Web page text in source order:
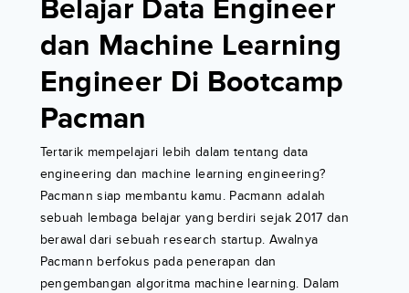
Belajar Data Engineer
dan Machine Learning
Engineer Di Bootcamp
Pacman
Tertarik mempelajari lebih dalam tentang data
engineering dan machine learning engineering?
Pacmann siap membantu kamu. Pacmann adalah
sebuah lembaga belajar yang berdiri sejak 2017 dan
berawal dari sebuah research startup. Awalnya
Pacmann berfokus pada penerapan dan
pengembangan algoritma machine learning. Dalam